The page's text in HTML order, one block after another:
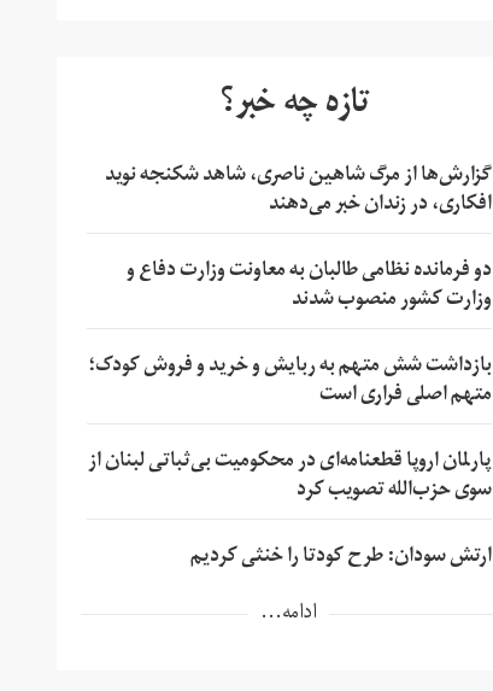
تازه چه خبر؟
گزارش‌ها از مرگ شاهین ناصری، شاهد شکنجه نوید
افکاری، در زندان خبر می‌دهند
دو فرمانده نظامی طالبان به معاونت وزارت دفاع و
وزارت کشور منصوب شدند
بازداشت شش متهم به ربایش و خرید و فروش کودک؛
متهم اصلی فراری است
پارلمان اروپا قطعنامه‌ای در محکومیت بی‌ثباتی لبنان از
سوی حزب‌الله تصویب کرد
ارتش سودان: طرح کودتا را خنثی کردیم
ادامه...